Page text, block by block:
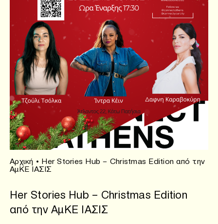
Αρχική • Her Stories Hub – Christmas Edition από την
ΑμΚΕ ΙΑΣΙΣ
Her Stories Hub – Christmas Edition
από την ΑμΚΕ ΙΑΣΙΣ